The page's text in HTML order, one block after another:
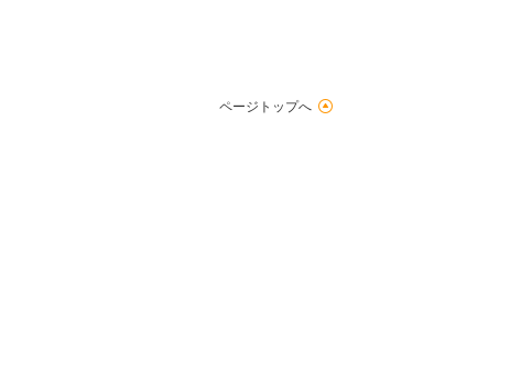
ページトップへ